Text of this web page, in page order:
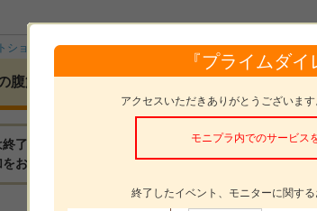
ショッピング イベント TVで話題の腹筋EMS《バタフラ
『プライムダ
アクセスいただきありがとうございま
モニプラ内でのサービス
終了したイベント、モニターに関す
腹筋EMS《バタフライアブス》本商品モニタ
了いたしました。
をお待ちしております。